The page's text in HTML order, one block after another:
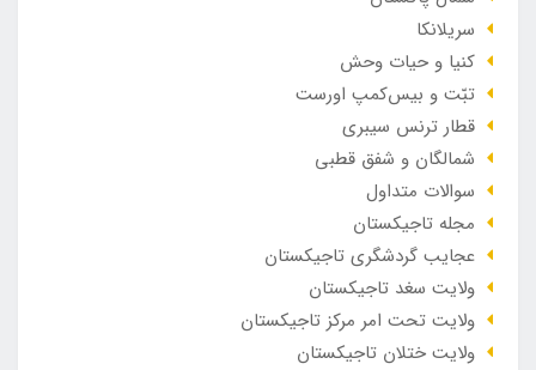
سریلانکا
کنیا و حیات وحش
تبّت و بیس‌کمپ اورست
قطار ترنس سیبری
شمالگان و شفق قطبی
سوالات متداول
مجله تاجیکستان
عجایب گردشگری تاجیکستان
ولایت سغد تاجیکستان
ولایت تحت امر مرکز تاجیکستان
ولایت ختلان تاجیکستان